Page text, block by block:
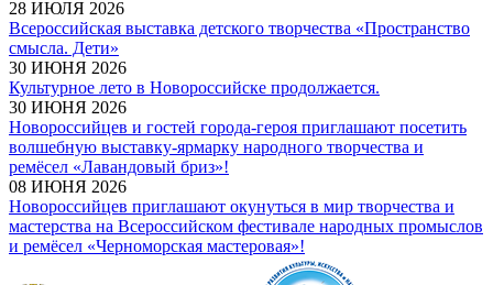
28 ИЮЛЯ 2026
Всероссийская выставка детского творчества «Пространство
смысла. Дети»
30 ИЮНЯ 2026
Культурное лето в Новороссийске продолжается.
30 ИЮНЯ 2026
Новороссийцев и гостей города-героя приглашают посетить
волшебную выставку-ярмарку народного творчества и
ремёсел «Лавандовый бриз»!
08 ИЮНЯ 2026
Новороссийцев приглашают окунуться в мир творчества и
мастерства на Всероссийском фестивале народных промыслов
и ремёсел «Черноморская мастеровая»!